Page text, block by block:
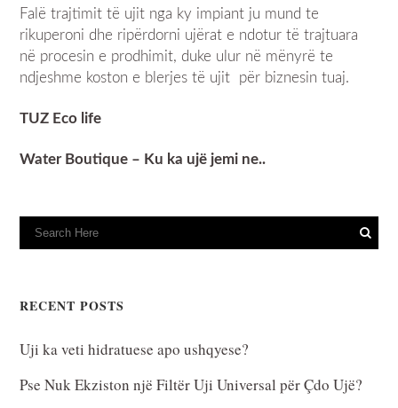
Falë trajtimit të ujit nga ky impiant ju mund te
rikuperoni dhe ripërdorni ujërat e ndotur të trajtuara
në procesin e prodhimit, duke ulur në mënyrë te
ndjeshme koston e blerjes të ujit për biznesin tuaj.
TUZ Eco life
Water Boutique – Ku ka ujë jemi ne..
RECENT POSTS
Uji ka veti hidratuese apo ushqyese?
Pse Nuk Ekziston një Filtër Uji Universal për Çdo Ujë?